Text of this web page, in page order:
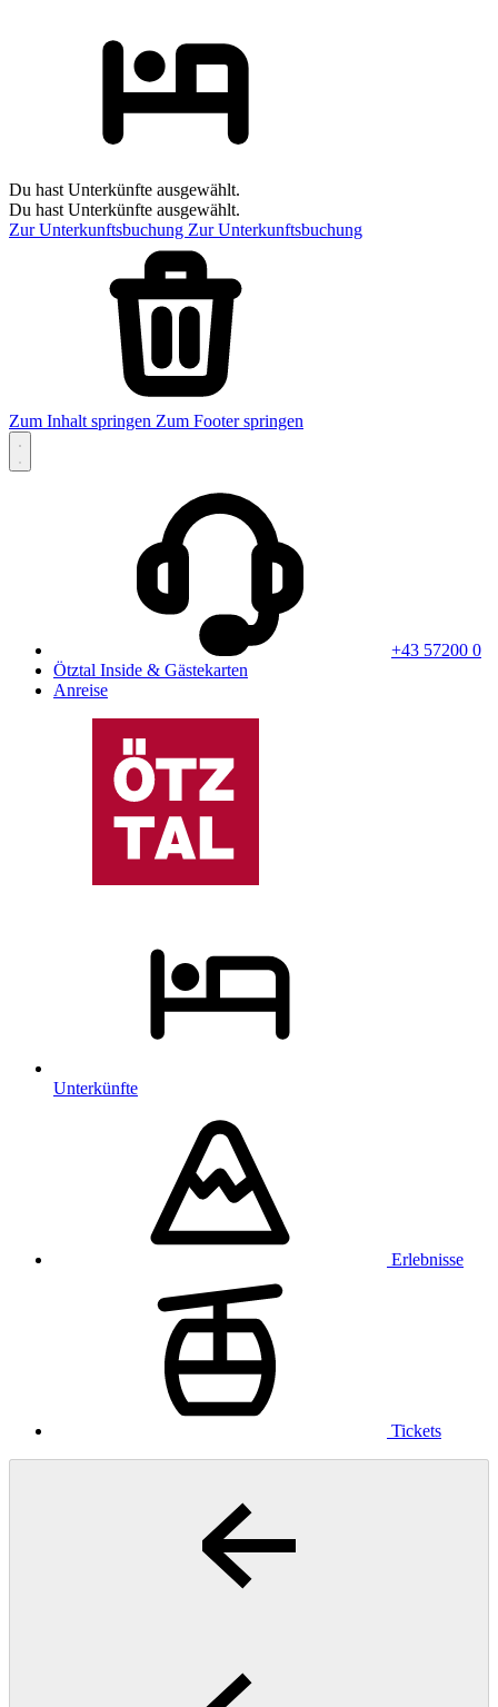
Du hast Unterkünfte ausgewählt.
Du hast Unterkünfte ausgewählt.
Zur Unterkunftsbuchung Zur Unterkunftsbuchung
Zum Inhalt springen Zum Footer springen
+43 57200 0
Ötztal Inside & Gästekarten
Anreise
Unterkünfte
Erlebnisse
Tickets